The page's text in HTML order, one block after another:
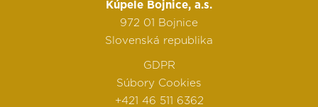
Kúpele Bojnice, a.s.
972 01 Bojnice
Slovenská republika
GDPR
Súbory Cookies
+421 46 511 6362